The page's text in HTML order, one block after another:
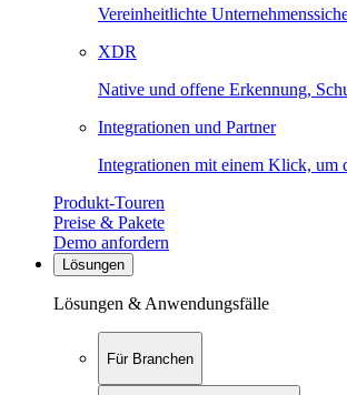
Vereinheitlichte
XDR
Native und offene Erkennung,
Integrationen und Partner
Integrationen mit einem Klick, um
Produkt-Touren
Preise & Pakete
Demo anfordern
Lösungen
Lösungen & Anwendungsfälle
Für Branchen